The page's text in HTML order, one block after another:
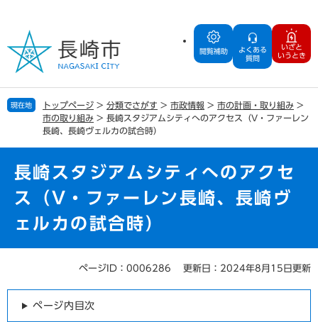
の
で
す
ー
ば
し
閲覧補助
よくある
質問
いざと
いうとき
現在地 トップページ > 分類でさがす > 市政情報 > 市の計画・取り組み >
市の取り組み > 長崎スタジアムシティへのアクセス（V・ファーレン
長崎、長崎ヴェルカの試合時）
長崎スタジアムシティへのアクセ
ス（V・ファーレン長崎、長崎ヴ
ェルカの試合時）
ページID：0006286 更新日：2024年8月15日更新
ページ内目次